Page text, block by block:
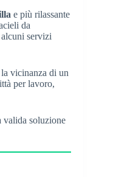
e più rilassante
da
servizi
vicinanza di un
per lavoro,
valida soluzione